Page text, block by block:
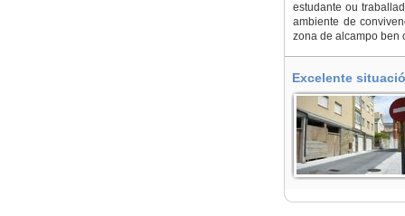
estudante ou
ambiente de
zona de alcampo ben
Excelente